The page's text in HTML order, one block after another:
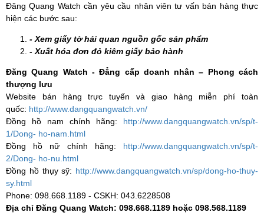
Đăng Quang Watch cần yêu cầu nhân viên tư vấn bán hàng thực
hiện các bước sau:
- Xem giấy tờ hải quan nguồn gốc sản phẩm
- Xuất hóa đơn đỏ kiêm giấy bảo hành
Đăng Quang Watch - Đẳng cấp doanh nhân – Phong cách
thượng lưu
Website bán hàng trực tuyến và giao hàng miễn phí toàn
quốc: http://www.dangquangwatch.vn/
Đồng hồ nam chính hãng: http://www.dangquangwatch.vn/sp/t-
1/Dong- ho-nam.html
Đồng hồ nữ chính hãng: http://www.dangquangwatch.vn/sp/t-
2/Dong- ho-nu.html
Đồng hồ thụy sỹ: http://www.dangquangwatch.vn/sp/dong-ho-thuy-
sy.html
Phone: 098.668.1189 - CSKH: 043.6228508
Địa chỉ Đăng Quang Watch: 098.668.1189 hoặc 098.568.1189